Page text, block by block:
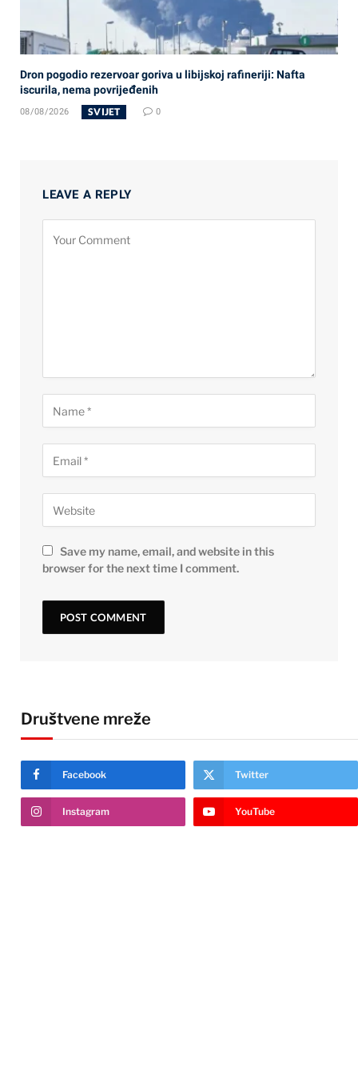
Dron pogodio rezervoar goriva u libijskoj rafineriji: Nafta
iscurila, nema povrijeđenih
08/08/2026 SVIJET 0
LEAVE A REPLY
Save my name, email, and website in this
browser for the next time I comment.
Društvene mreže
Facebook Twitter
Instagram YouTube